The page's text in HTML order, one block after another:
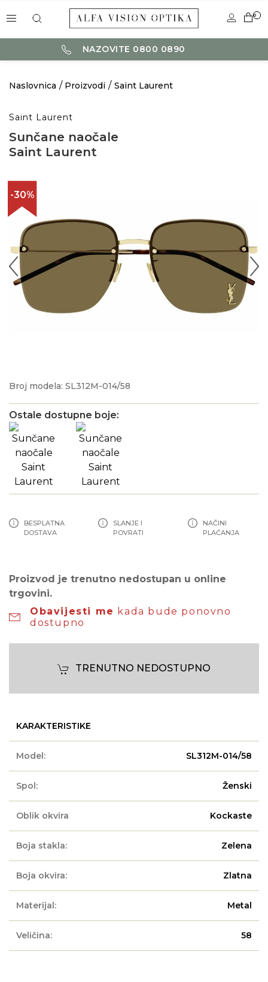
0
NAZOVITE 0800 0890
Naslovnica Proizvodi Saint Laurent
Saint Laurent
Sunčane naočale
Saint Laurent
-30%
Broj modela: SL312M-014/58
Ostale dostupne boje:
BESPLATNA
DOSTAVA
SLANJE I
POVRATI
NAČINI
PLAĆANJA
Proizvod je trenutno nedostupan u online
trgovini.
Obavijesti me kada bude ponovno
dostupno
TRENUTNO NEDOSTUPNO
KARAKTERISTIKE
Model: SL312M-014/58
Spol: Ženski
Oblik okvira Kockaste
Boja stakla: Zelena
Boja okvira: Zlatna
Materijal: Metal
Veličina: 58